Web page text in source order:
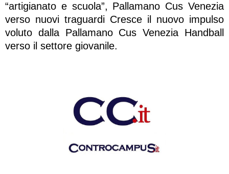
“artigianato e scuola”, Pallamano Cus Venezia
verso nuovi traguardi Cresce il nuovo impulso
voluto dalla Pallamano Cus Venezia Handball
verso il settore giovanile.